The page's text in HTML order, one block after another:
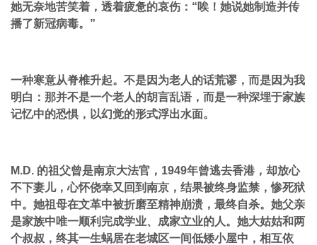
她无奈地苦笑着，透着疲惫的哀伤：“唉！她说她制造并传
播了新冠病毒。”
一种寒意从脊椎升起。不是因为老人的话荒谬，而是因为我
明白：那并不是一个老人的胡言乱语，而是一种深埋于家族
记忆中的恐惧，以幻觉的形式浮出水面。
M.D. 的祖父曾是南京大法官，1949年曾逃去香港，却放心
不下妻儿，心怀侥幸又回到南京，结果被终身监禁，惨死狱
中。她祖母在文革中被折磨至精神崩溃，最终自杀。她父亲
是家族中唯一顺利完成学业、成家立业的人。她大姑姑和两
个叔叔，终其一生蜗居在老城区一间低矮小屋中，相互依